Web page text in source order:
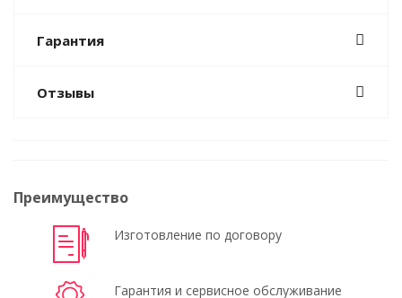
Гарантия
Отзывы
Преимущество
Изготовление по договору
Гарантия и сервисное обслуживание